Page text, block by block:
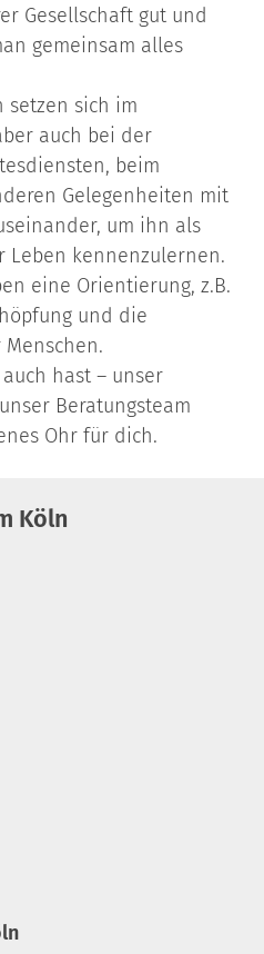
Gesellschaft gut und
gemeinsam alles
setzen sich im
auch bei der
beim
Gelegenheiten mit
um ihn als
Leben kennenzulernen.
eine Orientierung, z.B.
und die
hast – unser
Beratungsteam
Ohr für dich.
Köln